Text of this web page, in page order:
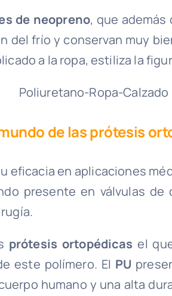
de neopreno, que
del frío y conservan muy
a la ropa, estiliza la
de las prótesis
eficacia en aplicaciones
presente en válvulas de
prótesis ortopédicas el
este polímero. El PU
humano y una alta